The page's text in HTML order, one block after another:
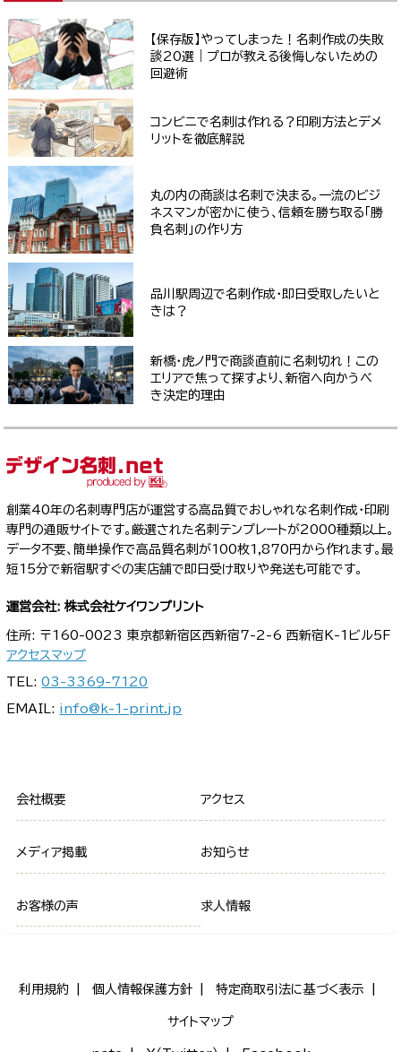
【保存版】やってしまった！名刺作成の失敗
談20選｜プロが教える後悔しないための
回避術
コンビニで名刺は作れる？印刷方法とデメ
リットを徹底解説
丸の内の商談は名刺で決まる。一流のビジ
ネスマンが密かに使う、信頼を勝ち取る「勝
負名刺」の作り方
品川駅周辺で名刺作成・即日受取したいと
きは？
新橋・虎ノ門で商談直前に名刺切れ！この
エリアで焦って探すより、新宿へ向かうべ
き決定的理由
創業40年の名刺専門店が運営する高品質でおしゃれな名刺作成・印刷
専門の通販サイトです。厳選された名刺テンプレートが2000種類以上。
データ不要、簡単操作で高品質名刺が100枚1,870円から作れます。最
短15分で新宿駅すぐの実店舗で即日受け取りや発送も可能です。
運営会社: 株式会社ケイワンプリント
住所: 〒160-0023 東京都新宿区西新宿7-2-6 西新宿K-1ビル5F
アクセスマップ
TEL:03-3369-7120
EMAIL: info@k-1-print.jp
会社概要 アクセス
メディア掲載 お知らせ
お客様の声 求人情報
利用規約 個人情報保護方針 特定商取引法に基づく表示
サイトマップ